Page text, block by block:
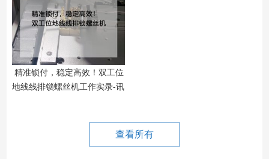
精准锁付，稳定高效！双工位
地线线排锁螺丝机工作实录-讯
查看所有